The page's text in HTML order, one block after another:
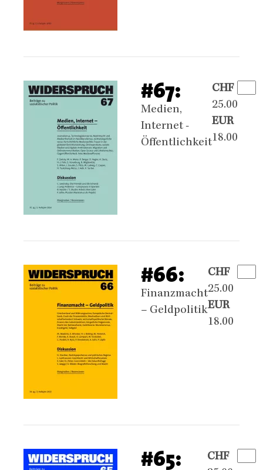
#67:
Medien,
Internet -
Öffentlichkeit
CHF
25.00
EUR
18.00
#66:
Finanzmacht
– Geldpolitik
CHF
25.00
EUR
18.00
#65:
CHF